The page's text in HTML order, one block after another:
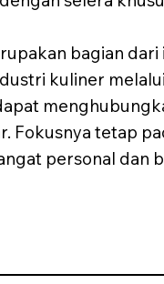
bagian
kuliner
Fokusnya tetap
personal dan